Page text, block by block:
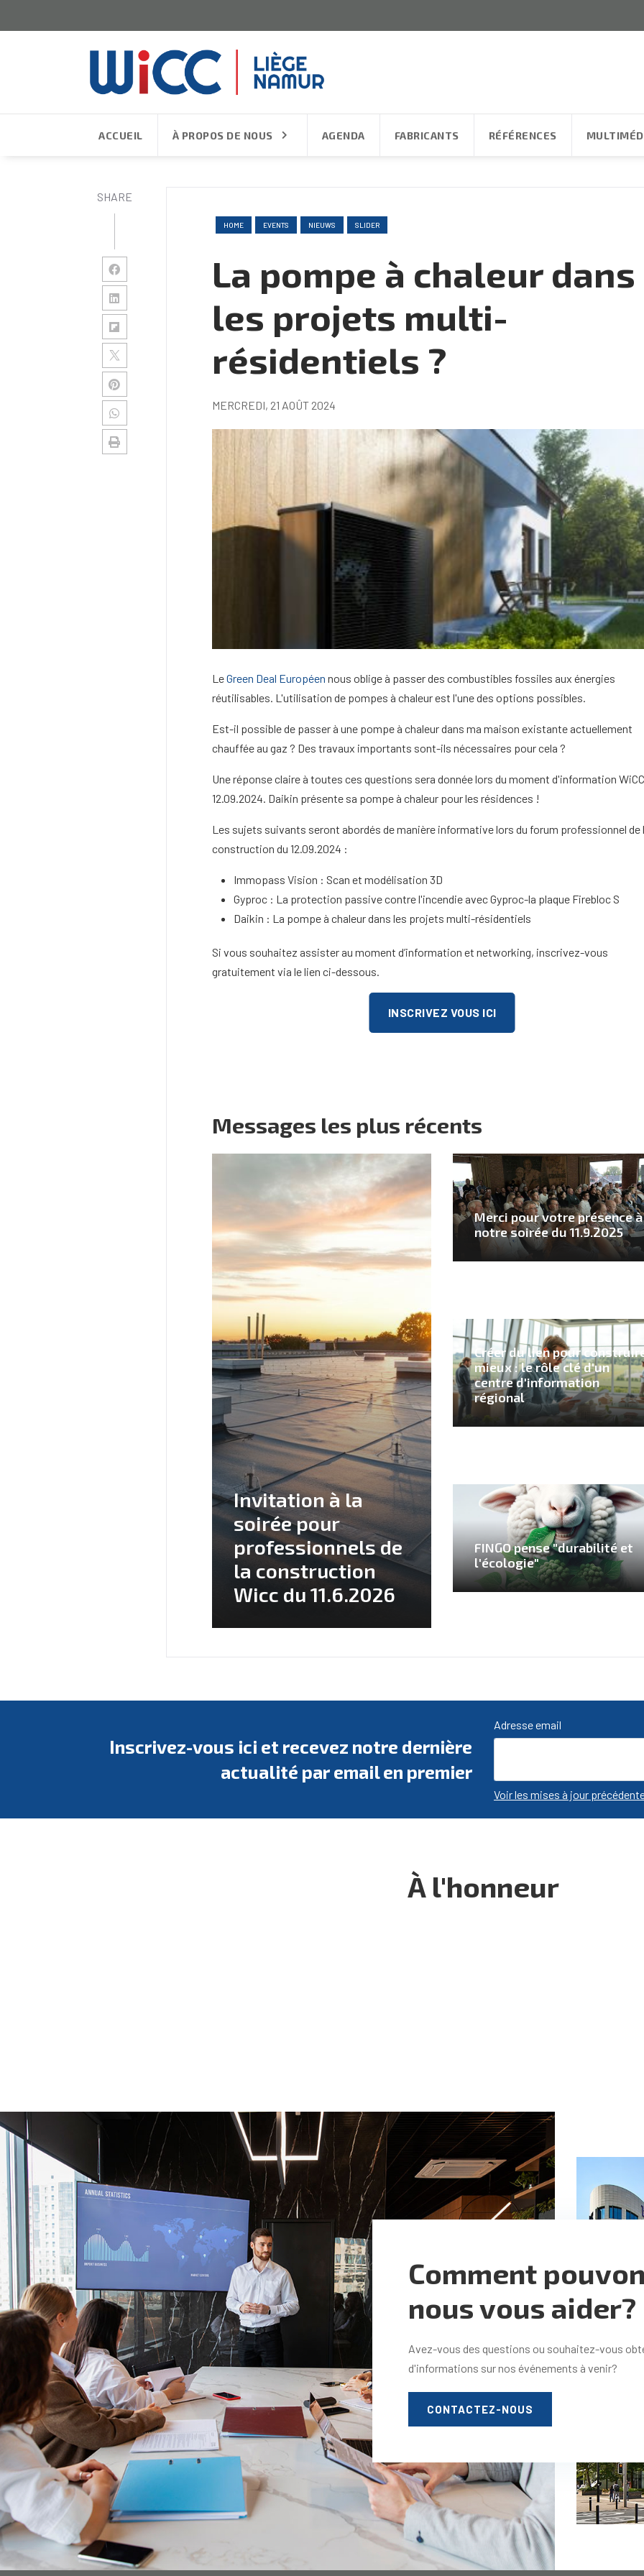
ACCUEIL À PROPOS DE NOUS AGENDA FABRICANTS RÉFÉRENCES
SHARE
HOME EVENTS NIEUWS SLIDER
La pompe à chaleur dans
les projets multi-
résidentiels ?
MERCREDI, 21 AOÛT 2024
LeGreen Deal Européen nous oblige à passer des combustibles fossiles aux énergies
réutilisables. L'utilisation de pompes à chaleur est l'une des options possibles.
Est-il possible de passer à une pompe à chaleur dans ma maison existante actuellement
chauffée au gaz ? Des travaux importants sont-ils nécessaires pour cela ?
Une réponse claire à toutes ces questions sera donnée lors du moment d'information
12.09.2024. Daikin présente sa pompe à chaleur pour les résidences !
Les sujets suivants seront abordés de manière informative lors du forum professionnel de
construction du 12.09.2024 :
Immopass Vision : Scan et modélisation 3D
Gyproc : La protection passive contre l'incendie avec Gyproc-la plaque Firebloc S
Daikin : La pompe à chaleur dans les projets multi-résidentiels
Si vous souhaitez assister au moment d’information et networking, inscrivez-vous
gratuitement via le lien ci-dessous.
INSCRIVEZ VOUS ICI
Messages les plus récents
Invitation à la
soirée pour
professionnels de
la construction
Wicc du 11.6.2026
Merci pour votre présence à
notre soirée du 11.9.2025
Créer du lien pour
mieux : le rôle clé d'un
centre d'information
régional
FINGO pense "durabilité et
l'écologie"
Inscrivez-vous ici et recevez notre dernière
actualité par email en premier
Adresse email
Voir les mises à jour
À l'honneur
Comment
nous vous aider?
Avez-vous des questions ou souhaitez-vous
d'informations sur nos événements à venir?
CONTACTEZ-NOUS